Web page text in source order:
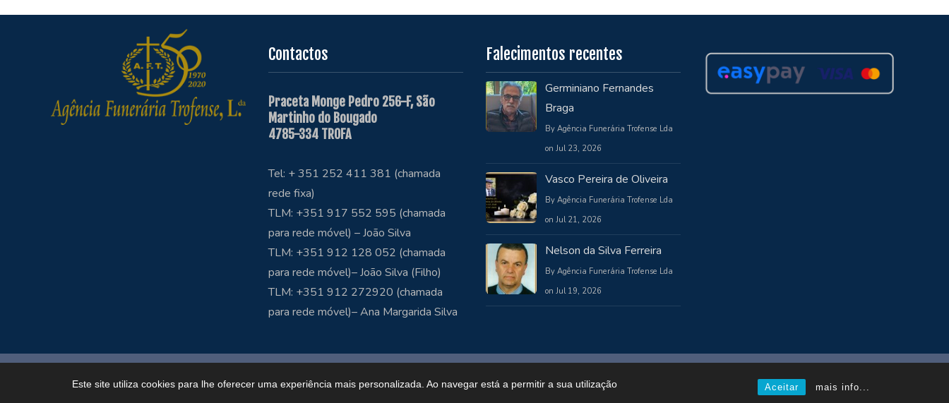
Este site utiliza cookies para lhe oferecer uma experiência mais personalizada. Ao navegar está a permitir a sua utilização Aceitar mais info...
Contactos
Praceta Monge Pedro 256-F, São
Martinho do Bougado
4785-334 TROFA
Tel: + 351 252 411 381 (chamada
rede fixa)
TLM: +351 917 552 595 (chamada
para rede móvel) – João Silva
TLM: +351 912 128 052 (chamada
para rede móvel)– João Silva (Filho)
TLM: +351 912 272920 (chamada
para rede móvel)– Ana Margarida Silva
Falecimentos recentes
Germiniano Fernandes
Braga
By Agência Funerária Trofense Lda
on Jul 23, 2026
Vasco Pereira de Oliveira
By Agência Funerária Trofense Lda
on Jul 21, 2026
Nelson da Silva Ferreira
By Agência Funerária Trofense Lda
on Jul 19, 2026
Copyright © Funerária Trofense , Themei-max by TemplatesNext.